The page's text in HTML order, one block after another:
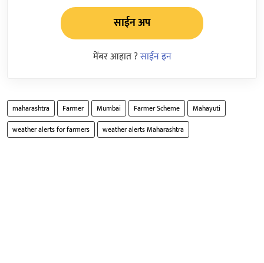
साईन अप
मेंबर आहात ?साईन इन
maharashtra Farmer Mumbai Farmer Scheme
Mahayuti
weather alerts for farmers
weather alerts Maharashtra